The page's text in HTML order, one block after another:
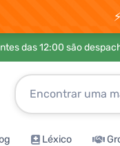
das 12:00 são
Léxico